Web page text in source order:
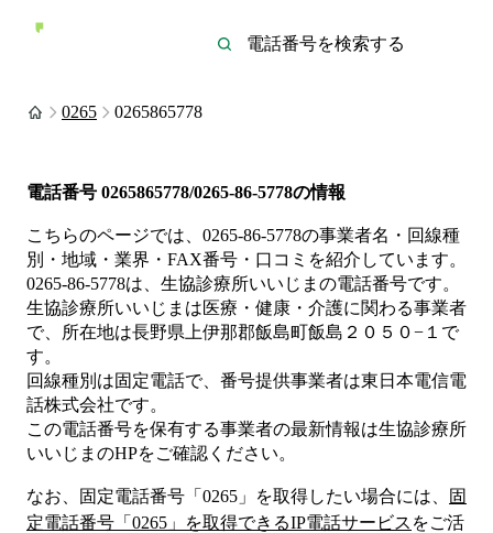
0265 0265865778
電話番号 0265865778/0265-86-5778の情報
こちらのページでは、 0265-86-5778の事業者名・回線種
別・地域・業界・FAX番号・口コミを紹介しています。
0265-86-5778は、 生協診療所いいじま の電話番号です。
生協診療所いいじまは医療・健康・介護に関わる事業者
で、所在地は長野県上伊那郡飯島町飯島２０５０−１ で
す。
回線種別は固定電話で、番号提供事業者は東日本電信電
話株式会社です。
この電話番号を保有する事業者の最新情報は生協診療所
いいじま のHPをご確認ください。
なお、固定電話番号「 0265 」を取得したい場合には、
固
定電話番号「 0265 」を取得できるIP電話サービス をご活